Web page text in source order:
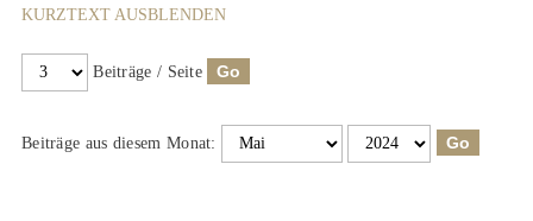
KURZTEXT AUSBLENDEN
Beiträge / Seite
Beiträge aus diesem Monat: